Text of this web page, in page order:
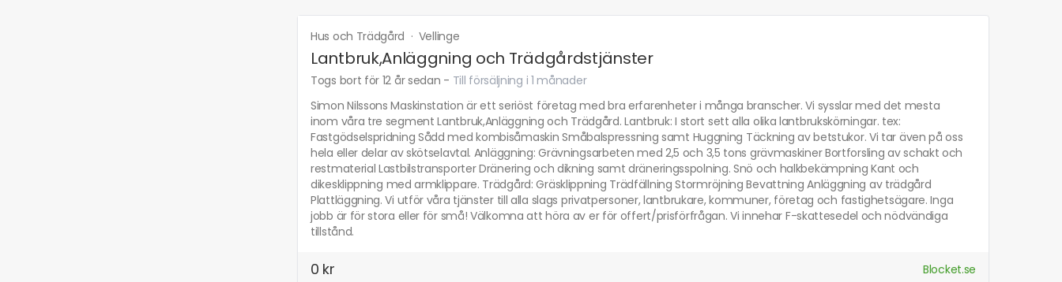
Hus och Trädgård · Vellinge
Lantbruk,Anläggning och Trädgårdstjänster
Togs bort för 12 år sedan - Till försäljning i 1 månader
Simon Nilssons Maskinstation är ett seriöst företag med bra erfarenheter i många branscher. Vi sysslar med det mesta
inom våra tre segment Lantbruk,Anläggning och Trädgård. Lantbruk: I stort sett alla olika lantbrukskörningar. tex:
Fastgödselspridning Sådd med kombisåmaskin Småbalspressning samt Huggning Täckning av betstukor. Vi tar även på oss
hela eller delar av skötselavtal. Anläggning: Grävningsarbeten med 2,5 och 3,5 tons grävmaskiner Bortforsling av schakt och
restmaterial Lastbilstransporter Dränering och dikning samt dräneringsspolning. Snö och halkbekämpning Kant och
dikesklippning med armklippare. Trädgård: Gräsklippning Trädfällning Stormröjning Bevattning Anläggning av trädgård
Plattläggning. Vi utför våra tjänster till alla slags privatpersoner, lantbrukare, kommuner, företag och fastighetsägare. Inga
jobb är för stora eller för små! Välkomna att höra av er för offert/prisförfrågan. Vi innehar F-skattesedel och nödvändiga
tillstånd.
0 kr Blocket.se